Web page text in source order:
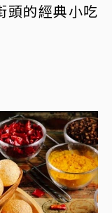
頭的經典小吃